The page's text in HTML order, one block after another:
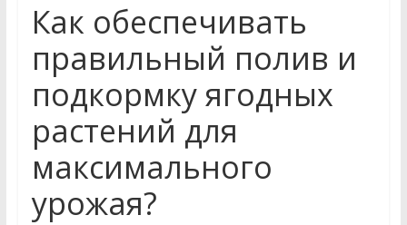
Как обеспечивать
правильный полив и
подкормку ягодных
растений для
максимального
урожая?